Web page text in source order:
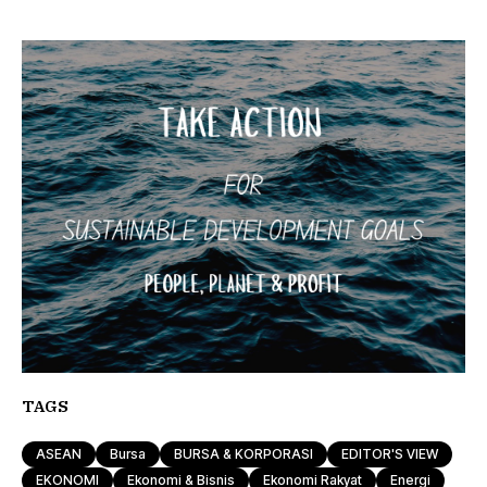
TAGS
ASEAN Bursa BURSA & KORPORASI
EDITOR'S VIEW
EKONOMI
Ekonomi & Bisnis Ekonomi Rakyat Energi